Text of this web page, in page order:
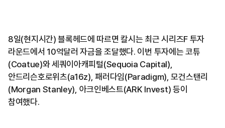
8일(현지시간) 블록헤드에 따르면 칼시는 최근 시리즈F 투자
라운드에서 10억달러 자금을 조달했다. 이번 투자에는 코튜
(Coatue)와 세쿼이아캐피털(Sequoia Capital),
안드리슨호로위츠(a16z), 패러다임(Paradigm), 모건스탠리
(Morgan Stanley), 아크인베스트(ARK Invest) 등이
참여했다.